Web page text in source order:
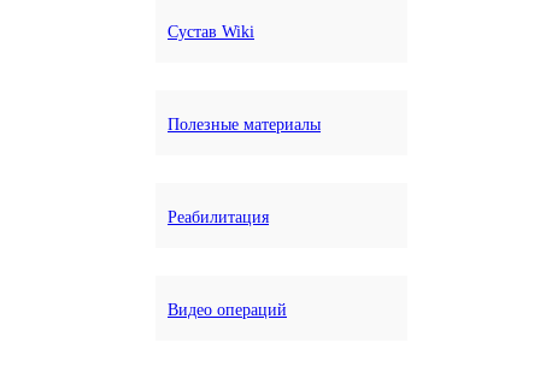
Сустав Wiki
Полезные материалы
Реабилитация
Видео операций